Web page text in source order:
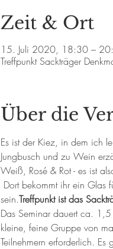
Zeit & Ort
15. Juli 2020, 18:30 –
Treffpunkt Sackträger
Über die
Es ist der Kiez, in dem ich
Jungbusch und zu Wein
Weiß, Rosé & Rot - es ist
sein.Treffpunkt ist das
Das Seminar dauert ca.
kleine, feine Gruppe von
Teilnehmern erforderlich.